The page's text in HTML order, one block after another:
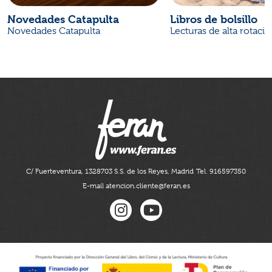
Novedades Catapulta
Novedades Catapulta
Libros de bolsillo
Lecturas de alta
C/ Fuerteventura, 1328703 S.S. de los Reyes, Madrid Tel. 916597350
E-mail atencion.cliente@feran.es